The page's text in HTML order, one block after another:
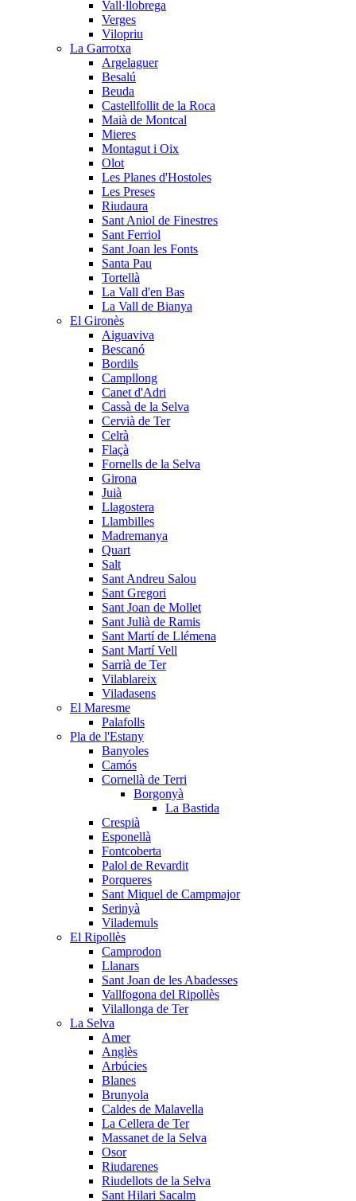
Vall·llobrega
Verges
Vilopriu
La Garrotxa
Argelaguer
Besalú
Beuda
Castellfollit de la Roca
Maià de Montcal
Mieres
Montagut i Oix
Olot
Les Planes d'Hostoles
Les Preses
Riudaura
Sant Aniol de Finestres
Sant Ferriol
Sant Joan les Fonts
Santa Pau
Tortellà
La Vall d'en Bas
La Vall de Bianya
El Gironès
Aiguaviva
Bescanó
Bordils
Campllong
Canet d'Adri
Cassà de la Selva
Cervià de Ter
Celrà
Flaçà
Fornells de la Selva
Girona
Juià
Llagostera
Llambilles
Madremanya
Quart
Salt
Sant Andreu Salou
Sant Gregori
Sant Joan de Mollet
Sant Julià de Ramis
Sant Martí de Llémena
Sant Martí Vell
Sarrià de Ter
Vilablareix
Viladasens
El Maresme
Palafolls
Pla de l'Estany
Banyoles
Camós
Cornellà de Terri
Borgonyà
La Bastida
Crespià
Esponellà
Fontcoberta
Palol de Revardit
Porqueres
Sant Miquel de Campmajor
Serinyà
Vilademuls
El Ripollès
Camprodon
Llanars
Sant Joan de les Abadesses
Vallfogona del Ripollès
Vilallonga de Ter
La Selva
Amer
Anglès
Arbúcies
Blanes
Brunyola
Caldes de Malavella
La Cellera de Ter
Massanet de la Selva
Osor
Riudarenes
Riudellots de la Selva
Sant Hilari Sacalm